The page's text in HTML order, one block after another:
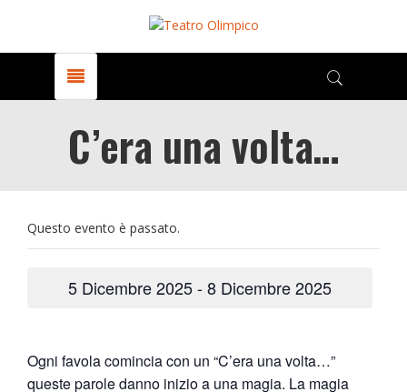
C’era una volta…
Questo evento è passato.
5 Dicembre 2025-8 Dicembre 2025
Ogni favola comincia con un “C’era una volta…”
queste parole danno inizio a una magia. La magia